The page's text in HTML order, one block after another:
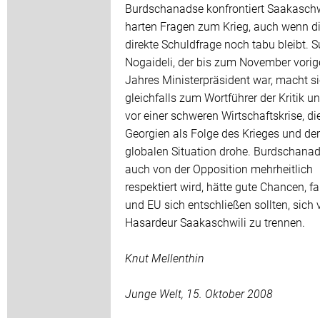
Burdschanadse konfrontiert
harten Fragen zum Krieg, auch wenn
direkte Schuldfrage noch tabu bleibt.
Nogaideli, der bis zum November
Jahres Ministerpräsident war, macht
gleichfalls zum Wortführer der Kritik
vor einer schweren Wirtschaftskrise,
Georgien als Folge des Krieges und der
globalen Situation drohe.
auch von der Opposition mehrheitlich
respektiert wird, hätte gute Chancen,
und EU sich entschließen sollten, sich
Hasardeur Saakaschwili zu trennen.
Knut Mellenthin
Junge Welt, 15. Oktober 2008